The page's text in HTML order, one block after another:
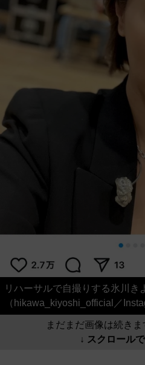
リハーサルで自撮りする氷川き
（hikawa_kiyoshi_official／
まだまだ画像は続きま
↓ スクロール